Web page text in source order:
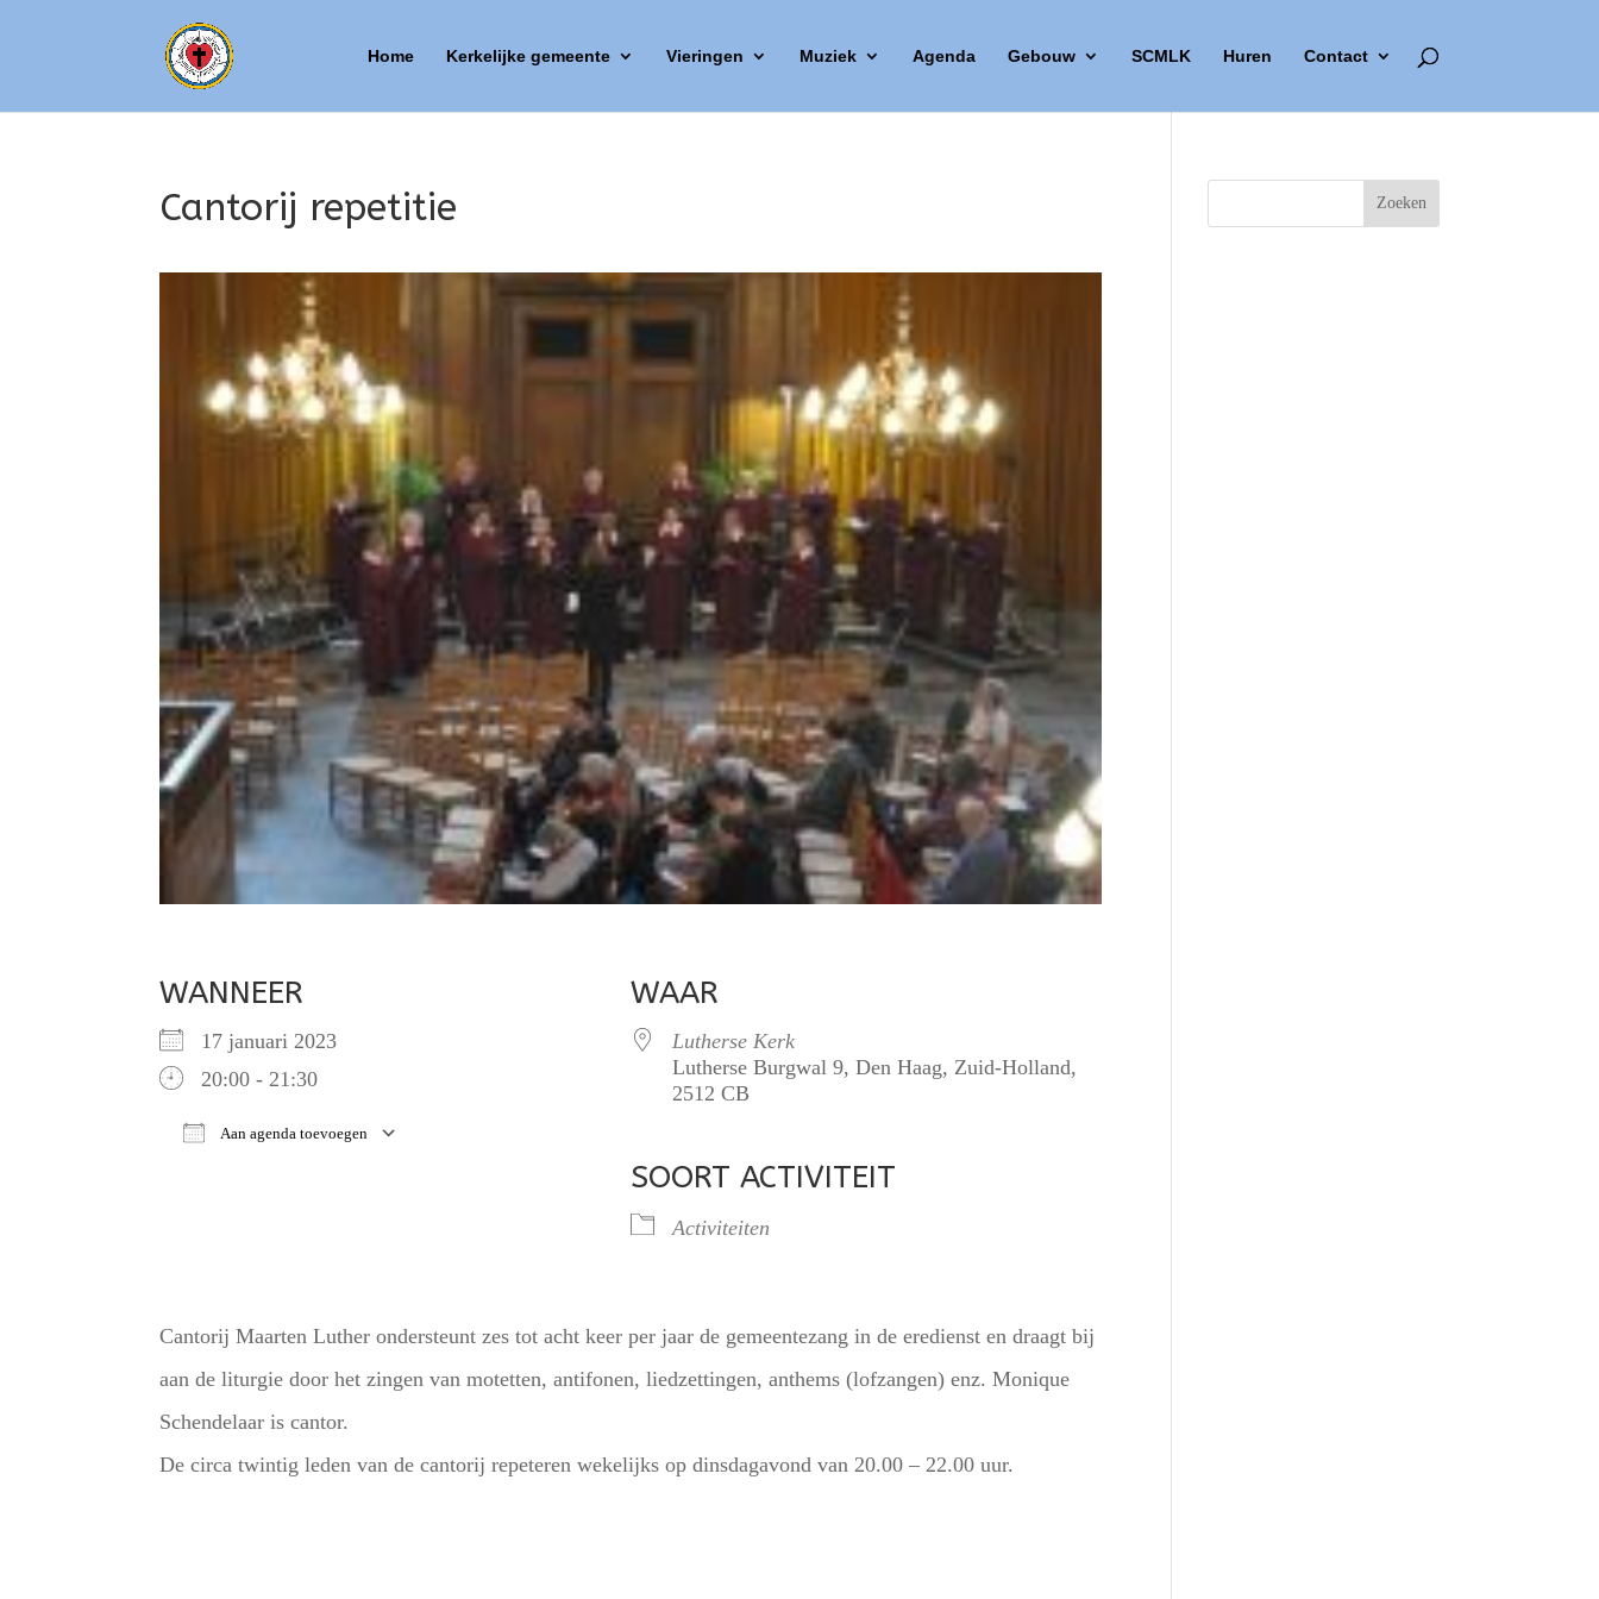
Home Kerkelijke gemeente Vieringen Muziek Agenda Gebouw SCMLK Huren Contact
Cantorij repetitie
WANNEER
17 januari 2023
20:00 - 21:30
Aan agenda toevoegen
iCalendar
WAAR
Lutherse Kerk
Lutherse Burgwal 9, Den Haag, Zuid-Holland,
2512 CB
SOORT ACTIVITEIT
Activiteiten
Cantorij Maarten Luther ondersteunt zes tot acht keer per jaar de gemeentezang in de eredienst en draagt bij
aan de liturgie door het zingen van motetten, antifonen, liedzettingen, anthems (lofzangen) enz. Monique
Schendelaar is cantor.
De circa twintig leden van de cantorij repeteren wekelijks op dinsdagavond van 20.00 – 22.00 uur.